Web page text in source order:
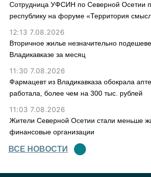
Сотрудница УФСИН по Северной Осетии
республику на форуме «Территория
12:13 7.08.2026
Вторичное жилье незначительно
Владикавказе за месяц
11:30 7.08.2026
Фармацевт из Владикавказа обокрала
работала, более чем на 300 тыс. рублей
11:03 7.08.2026
Жители Северной Осетии стали меньше
финансовые организации
ВСЕ НОВОСТИ